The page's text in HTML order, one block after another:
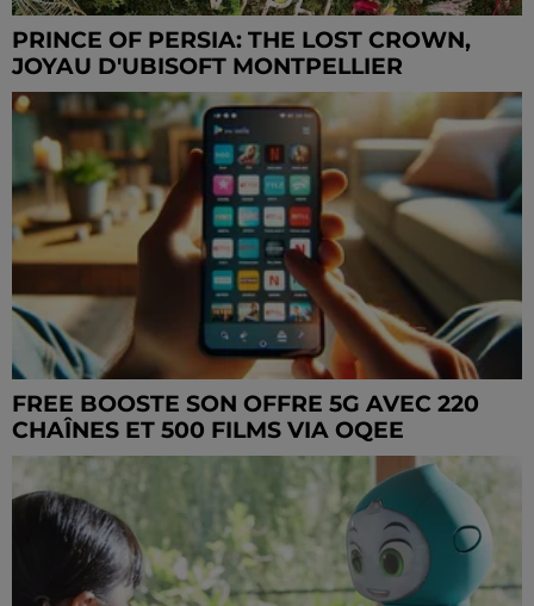
PRINCE OF PERSIA: THE LOST CROWN,
JOYAU D'UBISOFT MONTPELLIER
FREE BOOSTE SON OFFRE 5G AVEC 220
CHAÎNES ET 500 FILMS VIA OQEE